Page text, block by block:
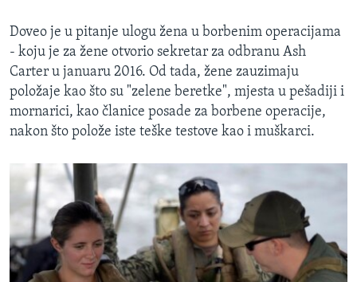
Doveo je u pitanje ulogu žena u borbenim operacijama
- koju je za žene otvorio sekretar za odbranu Ash
Carter u januaru 2016. Od tada, žene zauzimaju
položaje kao što su "zelene beretke", mjesta u pešadiji i
mornarici, kao članice posade za borbene operacije,
nakon što polože iste teške testove kao i muškarci.